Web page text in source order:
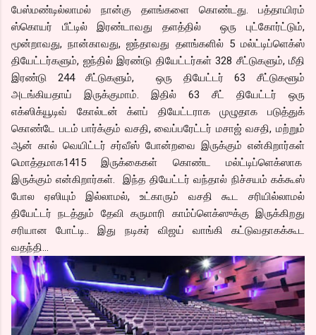
பேஸ்மண்டில்லாமல் நான்கு தளங்களை கொண்டது. பத்தாயிரம்
ஸ்கொயர் பீட்டில் இரண்டாவது தளத்தில் ஒரு புட்கோர்ட்டும்,
மூன்றாவது, நான்காவது, ஐந்தாவது தளங்களில் 5 மல்ட்டிப்ளெக்ஸ்
தியேட்டர்களும், ஐந்தில் இரண்டு தியேட்டர்கள் 328 சீட்டுகளும், மீதி
இரண்டு 244 சீட்டுகளும், ஒரு தியேட்டர் 63 சீட்டுகளூம்
அடங்கியதாய் இருக்குமாம். இதில் 63 சீட் தியேட்டர் ஒரு
எக்ஸிக்யூடிவ் கோல்டன் க்ளப் தியேட்டராக முழுதாக படுத்துக்
கொண்டே படம் பார்க்கும் வசதி, வைப்பரேட்டர் மசாஜ் வசதி, மற்றும்
ஆன் கால் வெயிட்டர் சர்வீஸ் போன்றவை இருக்கும் என்கிறார்கள்
மொத்தமாக1415 இருக்கைகள் கொண்ட மல்ட்டிப்ளெக்ஸாக
இருக்கும் என்கிறார்கள். இந்த தியேட்டர் வந்தால் நிச்சயம் கக்கூஸ்
போல ஏஸியும் இல்லாமல், உட்காரும் வசதி கூட சரியில்லாமல்
தியேட்டர் நடத்தும் தேவி கருமாரி காம்ப்ளெக்ஸுக்கு இருக்கிறது
சரியான போட்டி.. இது நடிகர் விஜய் வாங்கி கட்டுவதாகக்கூட
வதந்தி...